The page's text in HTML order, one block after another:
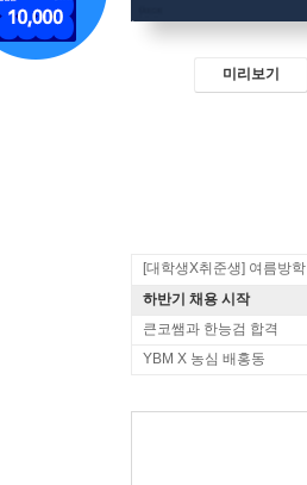
미리보기
[대학생X취준생] 여름방학
하반기 채용 시작
큰코쌤과 한능검 합격
YBM X 농심 배홍동